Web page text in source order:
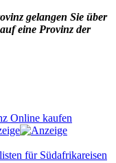
gelangen Sie über
eine Provinz der